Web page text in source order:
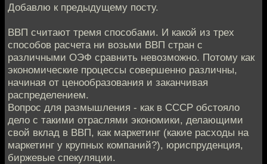
Добавлю к предыдущему посту.
ВВП считают тремя способами. И какой из трех
способов расчета ни возьми ВВП стран с
различными ОЭФ сравнить невозможно. Потому как
экономические процессы совершенно различны,
начиная от ценообразования и заканчивая
распределением.
Вопрос для размышления - как в СССР обстояло
дело с такими отраслями экономики, делающими
свой вклад в ВВП, как маркетинг (какие расходы на
маркетинг у крупных компаний?), юриспруденция,
биржевые спекуляции.